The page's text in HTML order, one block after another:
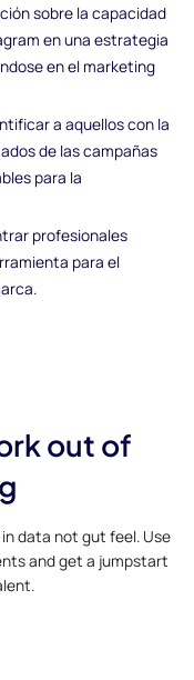
sobre la capacidad
en una estrategia
en el marketing
a aquellos con la
de las campañas
para la
profesionales
para el
out of
data not gut feel. Use
and get a jumpstart